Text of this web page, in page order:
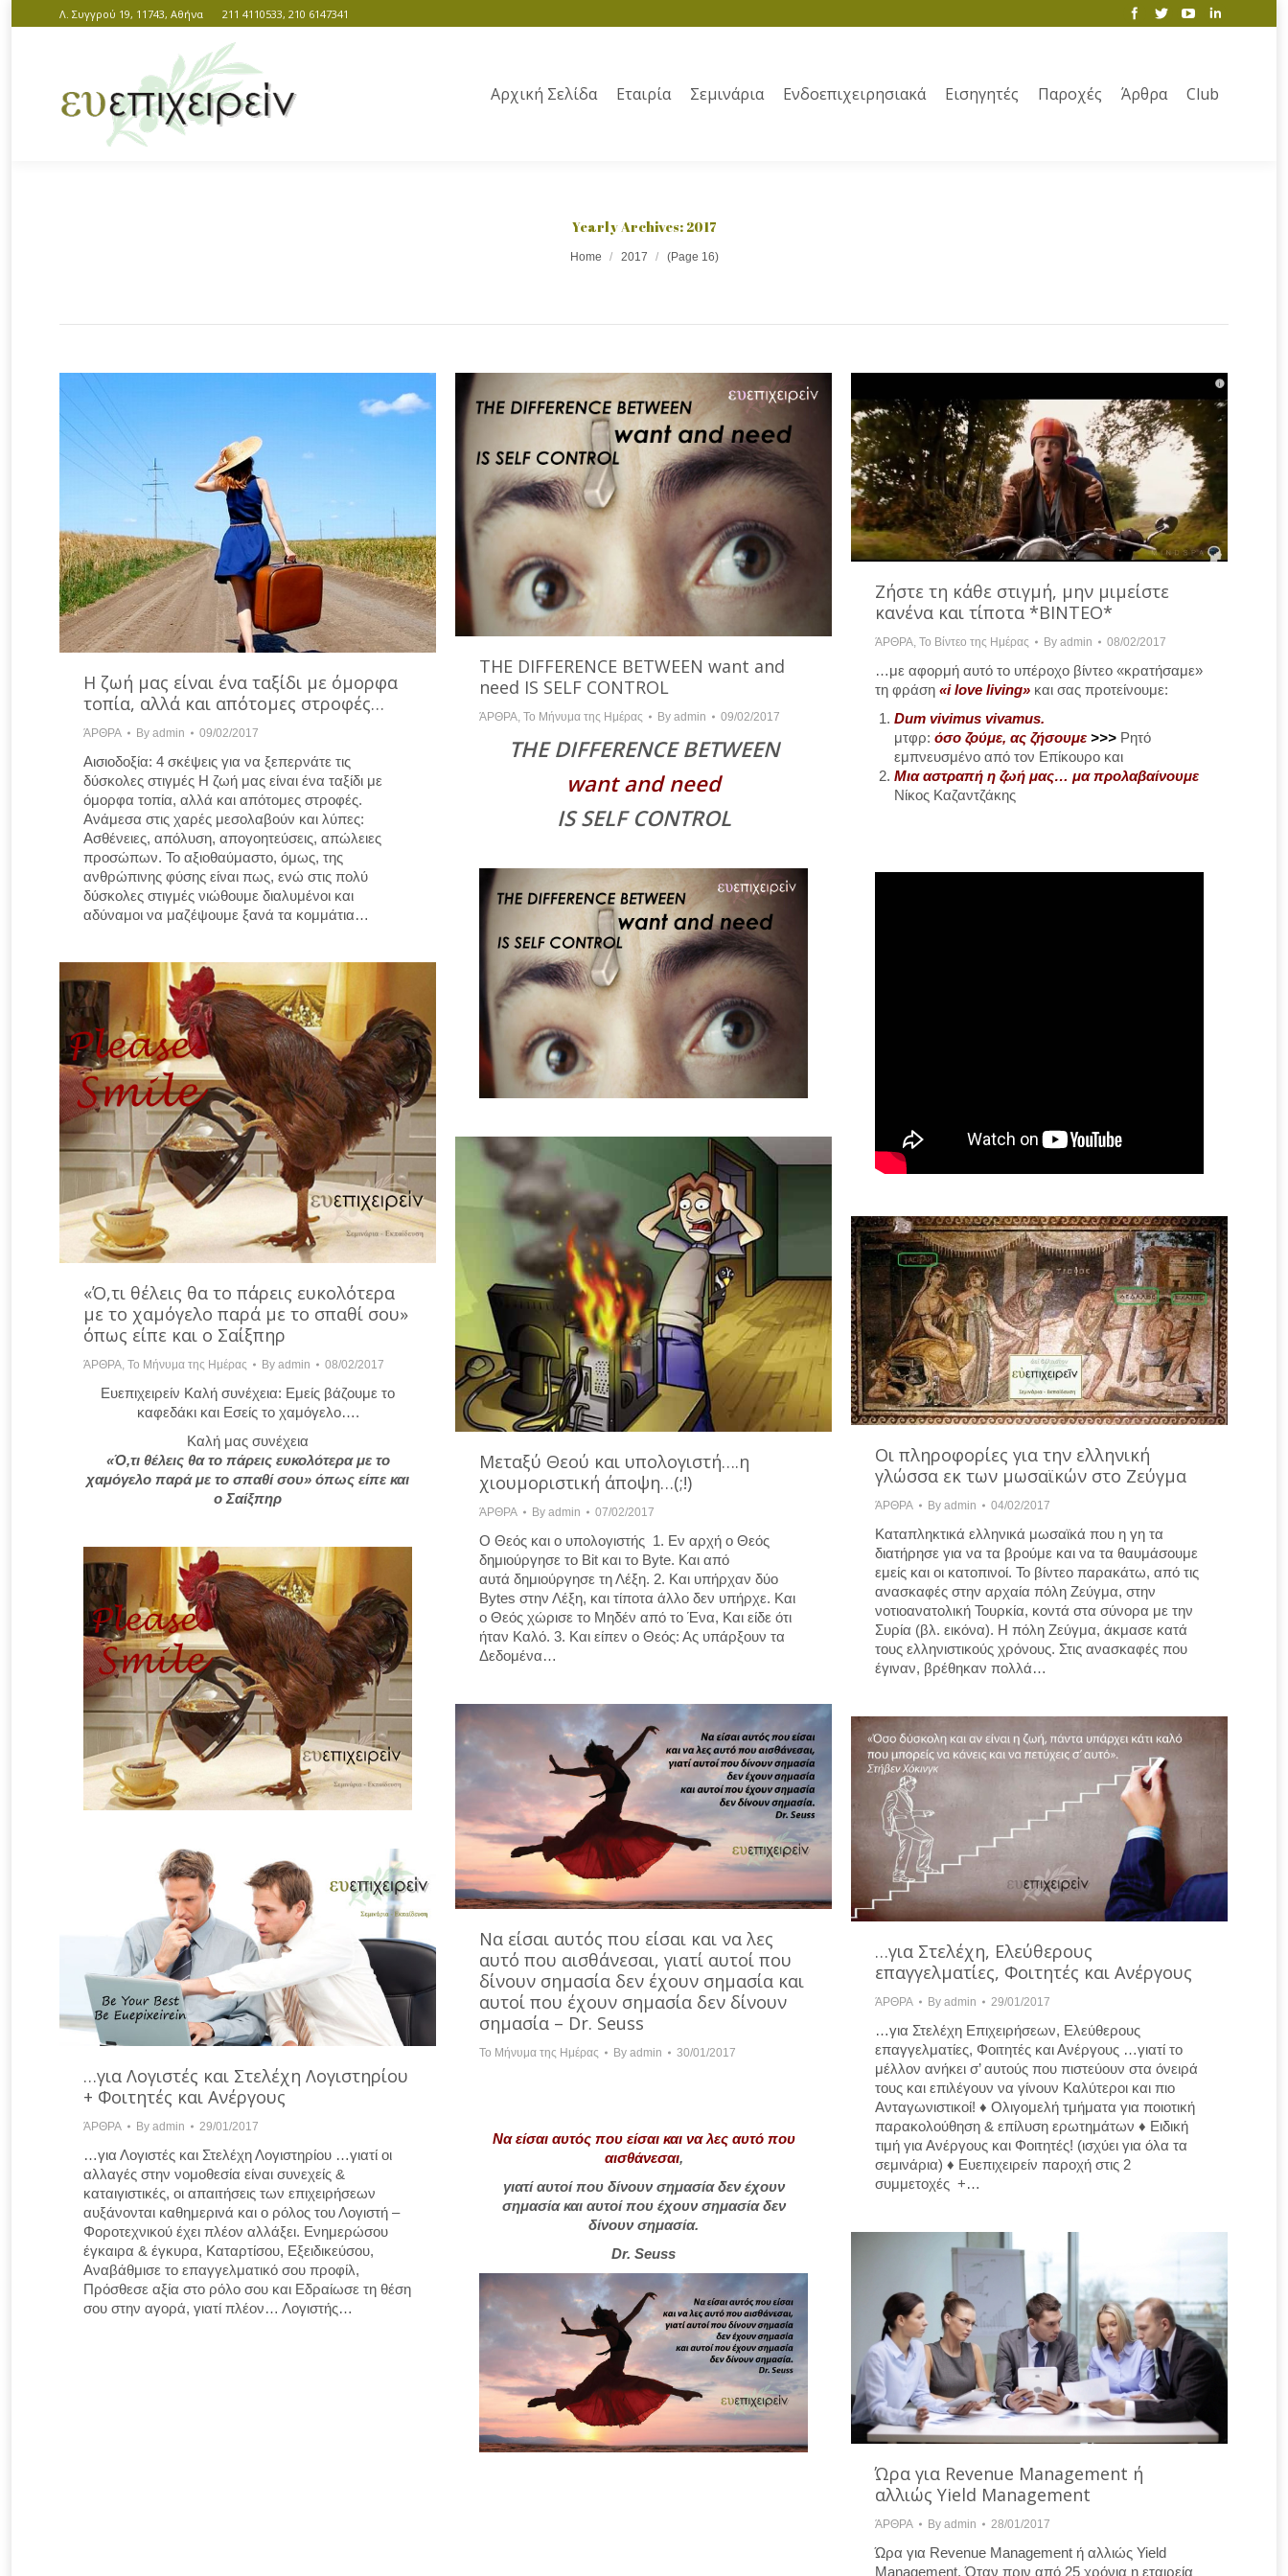
Λ. Συγγρού 19, 11743, Αθήνα 211 4110533, 210 6147341
Αρχική Σελίδα Εταιρία Σεμινάρια Ενδοεπιχειρησιακά Εισηγητές Παροχές Άρθρα Club
Yearly Archives: 2017
Home 2017 (Page 16)
Η ζωή μας είναι ένα ταξίδι με όμορφα
τοπία, αλλά και απότομες στροφές…
ΆΡΘΡΑ By admin 09/02/2017
Αισιοδοξία: 4 σκέψεις για να ξεπερνάτε τις
δύσκολες στιγμές Η ζωή μας είναι ένα ταξίδι με
όμορφα τοπία, αλλά και απότομες στροφές.
Ανάμεσα στις χαρές μεσολαβούν και λύπες:
Ασθένειες, απόλυση, απογοητεύσεις, απώλειες
προσώπων. Το αξιοθαύμαστο, όμως, της
ανθρώπινης φύσης είναι πως, ενώ στις πολύ
δύσκολες στιγμές νιώθουμε διαλυμένοι και
αδύναμοι να μαζέψουμε ξανά τα κομμάτια…
THE DIFFERENCE BETWEEN want and
need IS SELF CONTROL
ΆΡΘΡΑ, Το Μήνυμα της Ημέρας By admin 09/02/2017
THE DIFFERENCE BETWEEN
want and need
IS SELF CONTROL
Ζήστε τη κάθε στιγμή, μην μιμείστε
κανένα και τίποτα *ΒΙΝΤΕΟ*
ΆΡΘΡΑ Το Βίντεο της Ημέρας By admin 08/02/2017
…με αφορμή αυτό το υπέροχο βίντεο «κρατήσαμε»
τη φράση «i love living» και σας προτείνουμε:
Dum vivimus vivamus.
μτφρ: όσο ζούμε, ας ζήσουμε >>> Ρητό
εμπνευσμένο από τον Επίκουρο και
Μια αστραπή η ζωή μας… μα προλαβαίνουμε
Νίκος Καζαντζάκης
«Ό,τι θέλεις θα το πάρεις ευκολότερα
με το χαμόγελο παρά με το σπαθί σου»
όπως είπε και ο Σαίξπηρ
ΆΡΘΡΑ, Το Μήνυμα της Ημέρας By admin 08/02/2017
Ευεπιχειρείν Καλή συνέχεια: Εμείς βάζουμε το
καφεδάκι και Εσείς το χαμόγελο….
Καλή μας συνέχεια
«Ό,τι θέλεις θα το πάρεις ευκολότερα με το
χαμόγελο παρά με το σπαθί σου» όπως είπε και
ο Σαίξπηρ
Μεταξύ Θεού και υπολογιστή….η
χιουμοριστική άποψη…(;!)
ΆΡΘΡΑ By admin 07/02/2017
Ο Θεός και ο υπολογιστής 1. Εν αρχή ο Θεός
δημιούργησε το Bit και το Byte. Και από
αυτά δημιούργησε τη Λέξη. 2. Και υπήρχαν δύο
Bytes στην Λέξη, και τίποτα άλλο δεν υπήρχε. Και
ο Θεός χώρισε το Μηδέν από το Ένα, Και είδε ότι
ήταν Καλό. 3. Και είπεν ο Θεός: Ας υπάρξουν τα
Δεδομένα…
Οι πληροφορίες για την ελληνική
γλώσσα εκ των μωσαϊκών στο Ζεύγμα
ΆΡΘΡΑ By admin 04/02/2017
Καταπληκτικά ελληνικά μωσαϊκά που η γη τα
διατήρησε για να τα βρούμε και να τα θαυμάσουμε
εμείς και οι κατοπινοί. Το βίντεο παρακάτω, από τις
ανασκαφές στην αρχαία πόλη Ζεύγμα, στην
νοτιοανατολική Τουρκία, κοντά στα σύνορα με την
Συρία (βλ. εικόνα). Η πόλη Ζεύγμα, άκμασε κατά
τους ελληνιστικούς χρόνους. Στις ανασκαφές που
έγιναν, βρέθηκαν πολλά…
Να είσαι αυτός που είσαι και να λες
αυτό που αισθάνεσαι, γιατί αυτοί που
δίνουν σημασία δεν έχουν σημασία και
αυτοί που έχουν σημασία δεν δίνουν
σημασία – Dr. Seuss
Το Μήνυμα της Ημέρας By admin 30/01/2017
Να είσαι αυτός που είσαι και να λες αυτό που
αισθάνεσαι,
γιατί αυτοί που δίνουν σημασία δεν έχουν
σημασία και αυτοί που έχουν σημασία δεν
δίνουν σημασία.
Dr. Seuss
…για Στελέχη, Ελεύθερους
επαγγελματίες, Φοιτητές και Ανέργους
ΆΡΘΡΑ By admin 29/01/2017
…για Στελέχη Επιχειρήσεων, Ελεύθερους
επαγγελματίες, Φοιτητές και Ανέργους …γιατί το
μέλλον ανήκει σ’ αυτούς που πιστεύουν στα όνειρά
τους και επιλέγουν να γίνουν Καλύτεροι και πιο
Ανταγωνιστικοί! ♦ Ολιγομελή τμήματα για ποιοτική
παρακολούθηση & επίλυση ερωτημάτων ♦ Ειδική
τιμή για Ανέργους και Φοιτητές! (ισχύει για όλα τα
σεμινάρια) ♦ Ευεπιχειρείν παροχή στις 2
συμμετοχές +…
…για Λογιστές και Στελέχη Λογιστηρίου
+ Φοιτητές και Ανέργους
ΆΡΘΡΑ By admin 29/01/2017
…για Λογιστές και Στελέχη Λογιστηρίου …γιατί οι
αλλαγές στην νομοθεσία είναι συνεχείς &
καταιγιστικές, οι απαιτήσεις των επιχειρήσεων
αυξάνονται καθημερινά και ο ρόλος του Λογιστή –
Φοροτεχνικού έχει πλέον αλλάξει. Ενημερώσου
έγκαιρα & έγκυρα, Καταρτίσου, Εξειδικεύσου,
Αναβάθμισε το επαγγελματικό σου προφίλ,
Πρόσθεσε αξία στο ρόλο σου και Εδραίωσε τη θέση
σου στην αγορά, γιατί πλέον… Λογιστής…
Ώρα για Revenue Management ή
αλλιώς Yield Management
ΆΡΘΡΑ By admin 28/01/2017
Ώρα για Revenue Management ή αλλιώς Yield
Management. Όταν πριν από 25 χρόνια η εταιρεία